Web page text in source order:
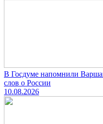
В Госдуме напомнили
слов о России
10.08.2026